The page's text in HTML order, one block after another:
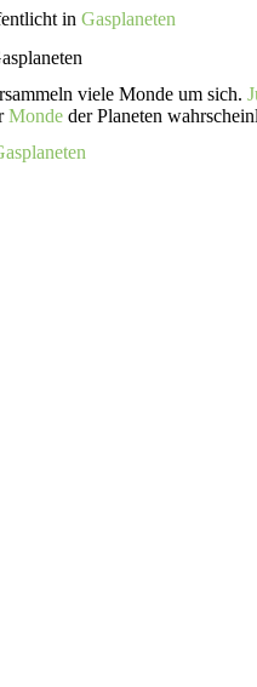
in Gasplaneten
viele Monde um sich.
Monde der Planeten